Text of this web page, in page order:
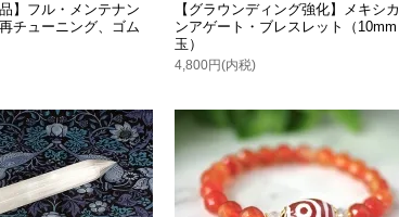
】フル・メンテナン
チューニング、ゴム
【グラウンディング強化】メキシカ
ンアゲート・ブレスレット（10mm
玉）
4,800円(内税)